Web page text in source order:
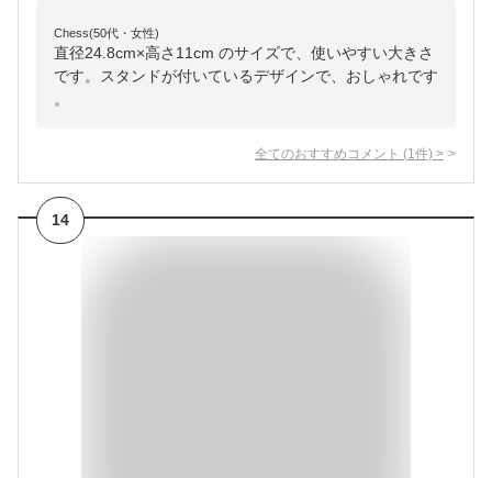
Chess(50代・女性)
直径24.8cm×高さ11cm のサイズで、使いやすい大きさ
です。スタンドが付いているデザインで、おしゃれです
。
全てのおすすめコメント (1 件) >
14